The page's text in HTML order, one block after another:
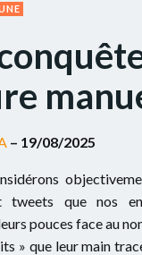
– 19/08/2025
tweets que nos
pouces face au
» que leur main